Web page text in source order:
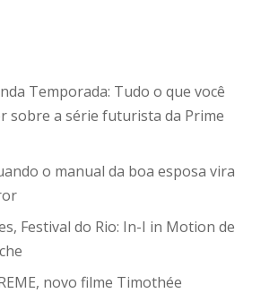
Temporada: Tudo o que você
sobre a série futurista da Prime
o manual da boa esposa vira
Festival do Rio: In-I in Motion de
novo filme Timothée